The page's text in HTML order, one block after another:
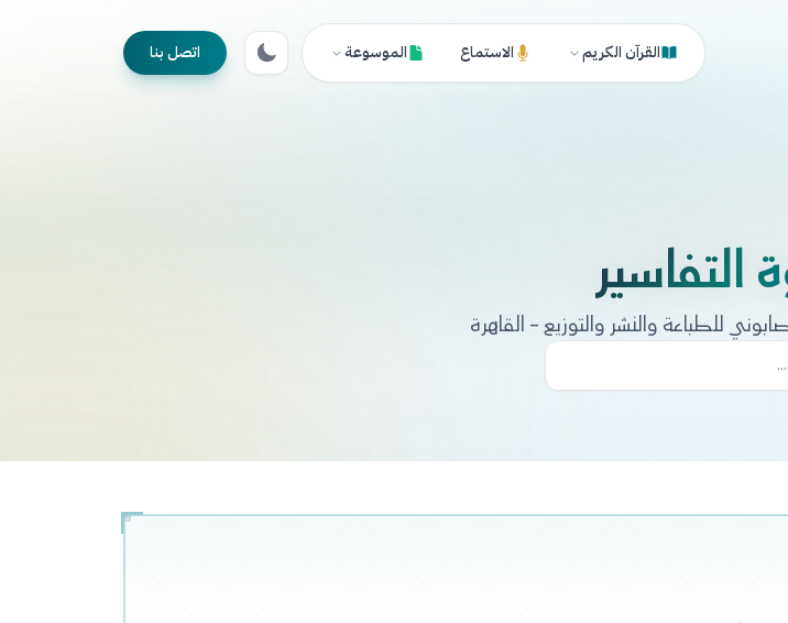
القرآن الكريم الاستماع الموسوعة اتصل بنا
للطباعة والنشر والتوزيع - القاهرة